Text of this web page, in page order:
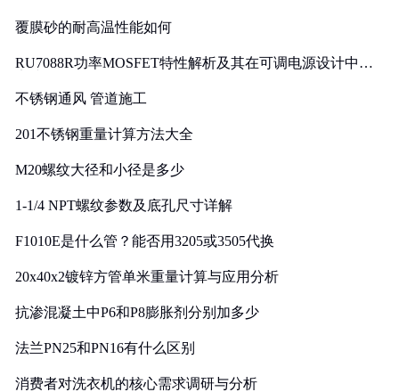
覆膜砂的耐高温性能如何
RU7088R功率MOSFET特性解析及其在可调电源设计中的
不锈钢通风 管道施工
201不锈钢重量计算方法大全
M20螺纹大径和小径是多少
1-1/4 NPT螺纹参数及底孔尺寸详解
F1010E是什么管？能否用3205或3505代换
20x40x2镀锌方管单米重量计算与应用分析
抗渗混凝土中P6和P8膨胀剂分别加多少
法兰PN25和PN16有什么区别
消费者对洗衣机的核心需求调研与分析